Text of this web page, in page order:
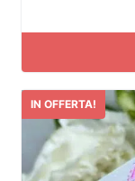
IN OFFERTA!